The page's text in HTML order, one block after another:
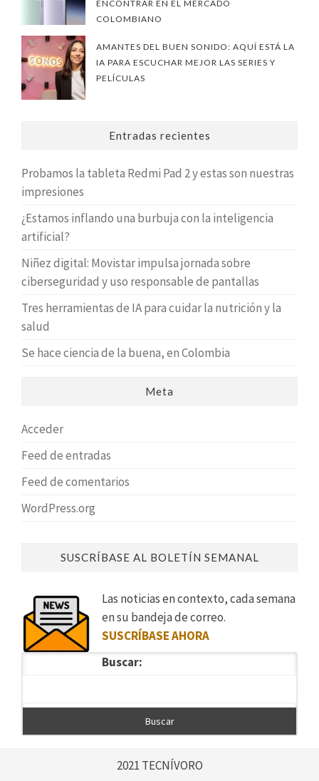
ENCONTRAR EN EL MERCADO
COLOMBIANO
AMANTES DEL BUEN SONIDO: AQUÍ ESTÁ LA
IA PARA ESCUCHAR MEJOR LAS SERIES Y
PELÍCULAS
Entradas recientes
Probamos la tableta Redmi Pad 2 y estas son nuestras
impresiones
¿Estamos inflando una burbuja con la inteligencia
artificial?
Niñez digital: Movistar impulsa jornada sobre
ciberseguridad y uso responsable de pantallas
Tres herramientas de IA para cuidar la nutrición y la
salud
Se hace ciencia de la buena, en Colombia
Meta
Acceder
Feed de entradas
Feed de comentarios
WordPress.org
SUSCRÍBASE AL BOLETÍN SEMANAL
Las noticias en contexto, cada semana
en su bandeja de correo.
SUSCRÍBASE AHORA
Buscar:
2021 TECNÍVORO